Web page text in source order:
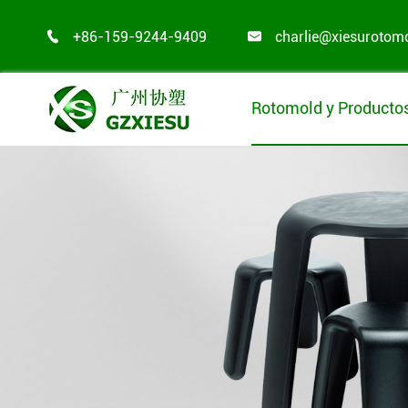
 +86-159-9244-9409 
Rotomold y